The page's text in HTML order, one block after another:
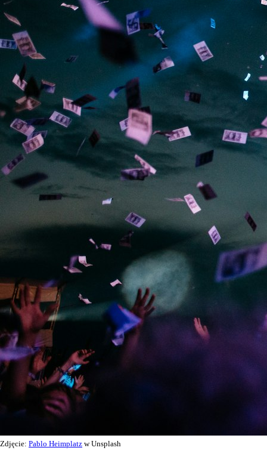
Zdjęcie: Pablo Heimplatz w Unsplash